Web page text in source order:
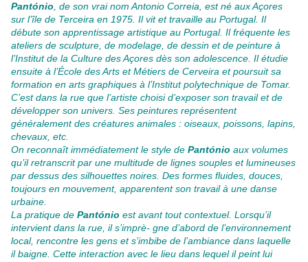
Pantónio , de son vrai nom Antonio Correia, est né aux Açores
sur l’île de Terceira en 1975. Il vit et travaille au Portugal. Il
débute son apprentissage artistique au Portugal. Il fréquente les
ateliers de sculpture, de modelage, de dessin et de peinture à
l’Institut de la Culture des Açores dès son adolescence. Il étudie
ensuite à l’École des Arts et Métiers de Cerveira et poursuit sa
formation en arts graphiques à l’Institut polytechnique de Tomar.
C’est dans la rue que l’artiste choisi d’exposer son travail et de
développer son univers. Ses peintures représentent
généralement des créatures animales : oiseaux, poissons, lapins,
chevaux, etc.
On reconnaît immédiatement le style de Pantónio aux volumes
qu’il retranscrit par une multitude de lignes souples et lumineuses
par dessus des silhouettes noires. Des formes fluides, douces,
toujours en mouvement, apparentent son travail à une danse
urbaine.
La pratique de Pantónio est avant tout contextuel. Lorsqu’il
intervient dans la rue, il s’imprè- gne d’abord de l’environnement
local, rencontre les gens et s’imbibe de l’ambiance dans laquelle
il baigne. Cette interaction avec le lieu dans lequel il peint lui